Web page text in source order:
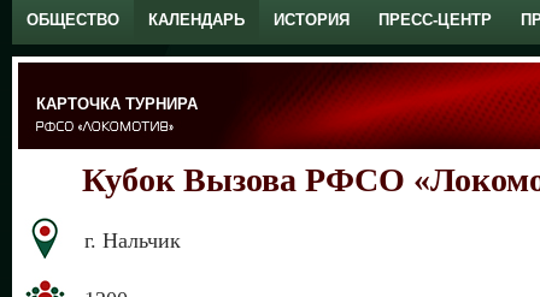
ОБЩЕСТВО КАЛЕНДАРЬ ИСТОРИЯ ПРЕСС-ЦЕНТР
КАРТОЧКА ТУРНИРА
Кубок Вызова РФСО
г. Нальчик